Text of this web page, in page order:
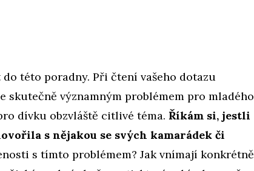
této poradny. Při čtení vašeho dotazu
skutečně významným problémem pro mladého
dívku obzvláště citlivé téma. Říkám si, jestli
s nějakou se svých kamarádek či
s tímto problémem? Jak vnímají konkrétně